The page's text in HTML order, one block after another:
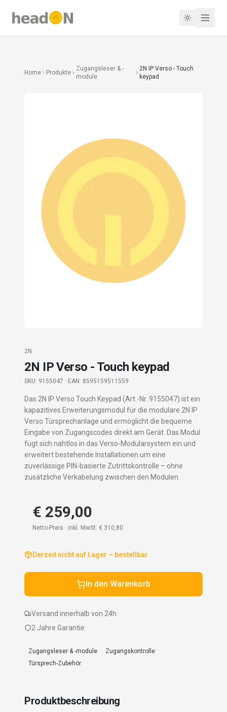
Home Produkte
Zugangsleser & -
module
2N IP Verso - Touch
keypad
2N
2N IP Verso - Touch keypad
SKU: 9155047 · EAN: 8595159511559
Das 2N IP Verso Touch Keypad (Art.-Nr. 9155047) ist ein
kapazitives Erweiterungsmodul für die modulare 2N IP
Verso Türsprechanlage und ermöglicht die bequeme
Eingabe von Zugangscodes direkt am Gerät. Das Modul
fügt sich nahtlos in das Verso-Modularsystem ein und
erweitert bestehende Installationen um eine
zuverlässige PIN-basierte Zutrittskontrolle – ohne
zusätzliche Verkabelung zwischen den Modulen.
€ 259,00
Netto-Preis · inkl. MwSt: € 310,80
Derzeit nicht auf Lager – bestellbar
In den Warenkorb
Versand innerhalb von 24h
2 Jahre Garantie
Zugangsleser & -module
Zugangskontrolle
Türsprech-Zubehör
Produktbeschreibung